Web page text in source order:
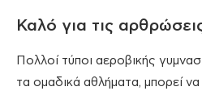
Καλό για τις
Πολλοί τύποι αεροβικής
τα ομαδικά αθλήματα, μπορεί